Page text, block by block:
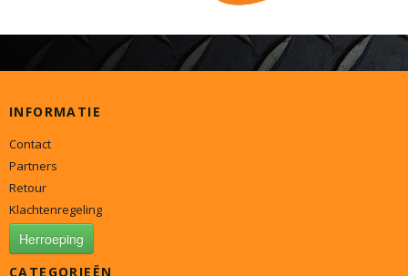
INFORMATIE
Contact
Partners
Retour
Klachtenregeling
Herroeping
CATEGORIEËN